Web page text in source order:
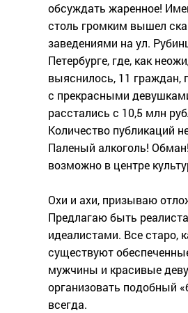
обсуждать жаренное!
столь громким вышел
заведениями на ул.
Петербурге, где, как
выяснилось, 11 граждан,
с прекрасными
расстались с 10,5 млн
Количество публикаций
Паленый алкоголь!
возможно в центре
Охи и ахи, призываю
Предлагаю быть
идеалистами. Все старо,
существуют
мужчины и красивые
организовать подобный
всегда.